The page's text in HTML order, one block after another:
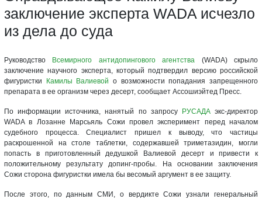
заключение эксперта WADA исчезло
из дела до суда
Руководство Всемирного антидопингового агентства (WADA) скрыло
заключение научного эксперта, который подтвердил версию российской
фигуристки
Камилы Валиевой о возможности попадания запрещенного
препарата в ее организм через десерт, сообщает Ассошиэйтед Пресс.
По информации источника, нанятый по запросу РУСАДАэкс-директор
WADA в Лозанне Марсьяль Сожи провел эксперимент перед началом
судебного процесса. Специалист пришел к выводу, что частицы
раскрошенной на столе таблетки, содержавшей триметазидин, могли
попасть в приготовленный дедушкой Валиевой десерт и привести к
положительному результату допинг-пробы. На основании заключения
Сожи сторона фигуристки имела бы весомый аргумент в ее защиту.
После этого, по данным СМИ, о вердикте Сожи узнали генеральный